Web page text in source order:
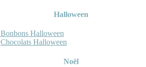
Halloween
Bonbons Halloween
Chocolats Halloween
Noël